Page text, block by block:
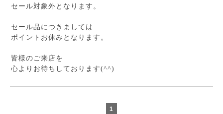
セール対象外となります。
セール品につきましては
ポイントお休みとなります。
皆様のご来店を
心よりお待ちしております(^^)
1